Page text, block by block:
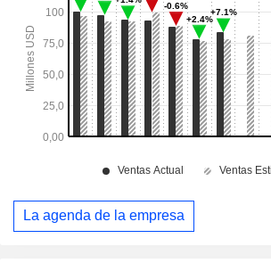
La agenda de la empresa